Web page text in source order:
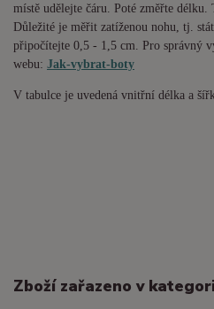
místě udělejte čáru. Poté změřte délku.
Důležité je měřit zatíženou nohu, tj.
připočítejte 0,5 - 1,5 cm. Pro správný
webu: Jak-vybrat-boty
V tabulce je uvedená vnitřní délka a
Zboží zařazeno v